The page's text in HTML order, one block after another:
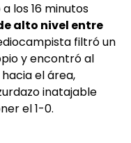
los 16 minutos
alto nivel entre
filtró un
y encontró al
el área,
inatajable
el 1-0.